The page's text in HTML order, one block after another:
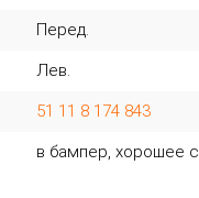
Перед.
Лев.
51 11 8 174 843
в бампер, хорошее